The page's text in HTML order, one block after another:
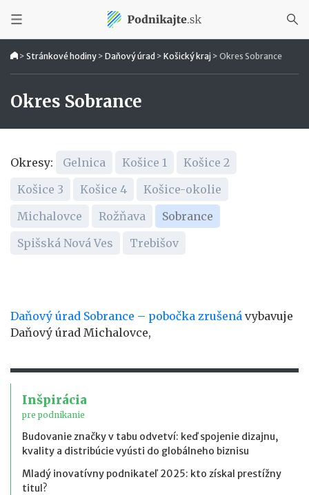
> Stránkové hodiny > Daňový úrad > Košický kraj > Okres Sobrance
Okres Sobrance
Okresy: Gelnica Košice 1
Košice 2
Košice 3
Košice 4
Košice-okolie
Michalovce
Rožňava
Sobrance
Spišská Nová Ves
Trebišov
Daňový úrad Sobrance – pobočka zrušená vybavuje
Daňový úrad Michalovce,
Inšpirácia
pre podnikanie
Budovanie značky v tabu odvetví: keď spojenie dizajnu,
kvality a distribúcie vyústi do globálneho biznisu
Mladý inovatívny podnikateľ 2025: kto získal prestížny
titul?